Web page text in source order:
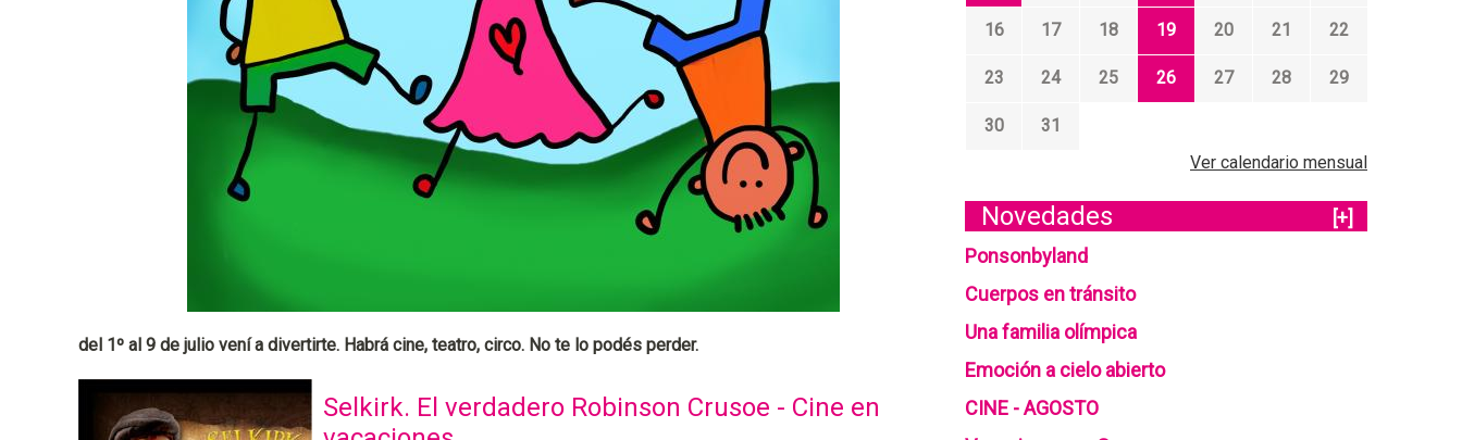
del 1º al 9 de julio vení a divertirte. Habrá cine, teatro, circo. No te lo podés perder.
Selkirk. El verdadero Robinson Crusoe - Cine en
16 17 18 19 20 21 22
23 24 25 26 27 28 29
30
31
Ver calendario mensual
Novedades
[+]
Ponsonbyland
Cuerpos en tránsito
Una familia olímpica
Emoción a cielo abierto
CINE - AGOSTO